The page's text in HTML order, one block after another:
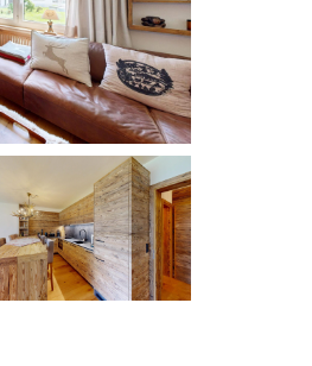
finishes
it easy to
it to anyone